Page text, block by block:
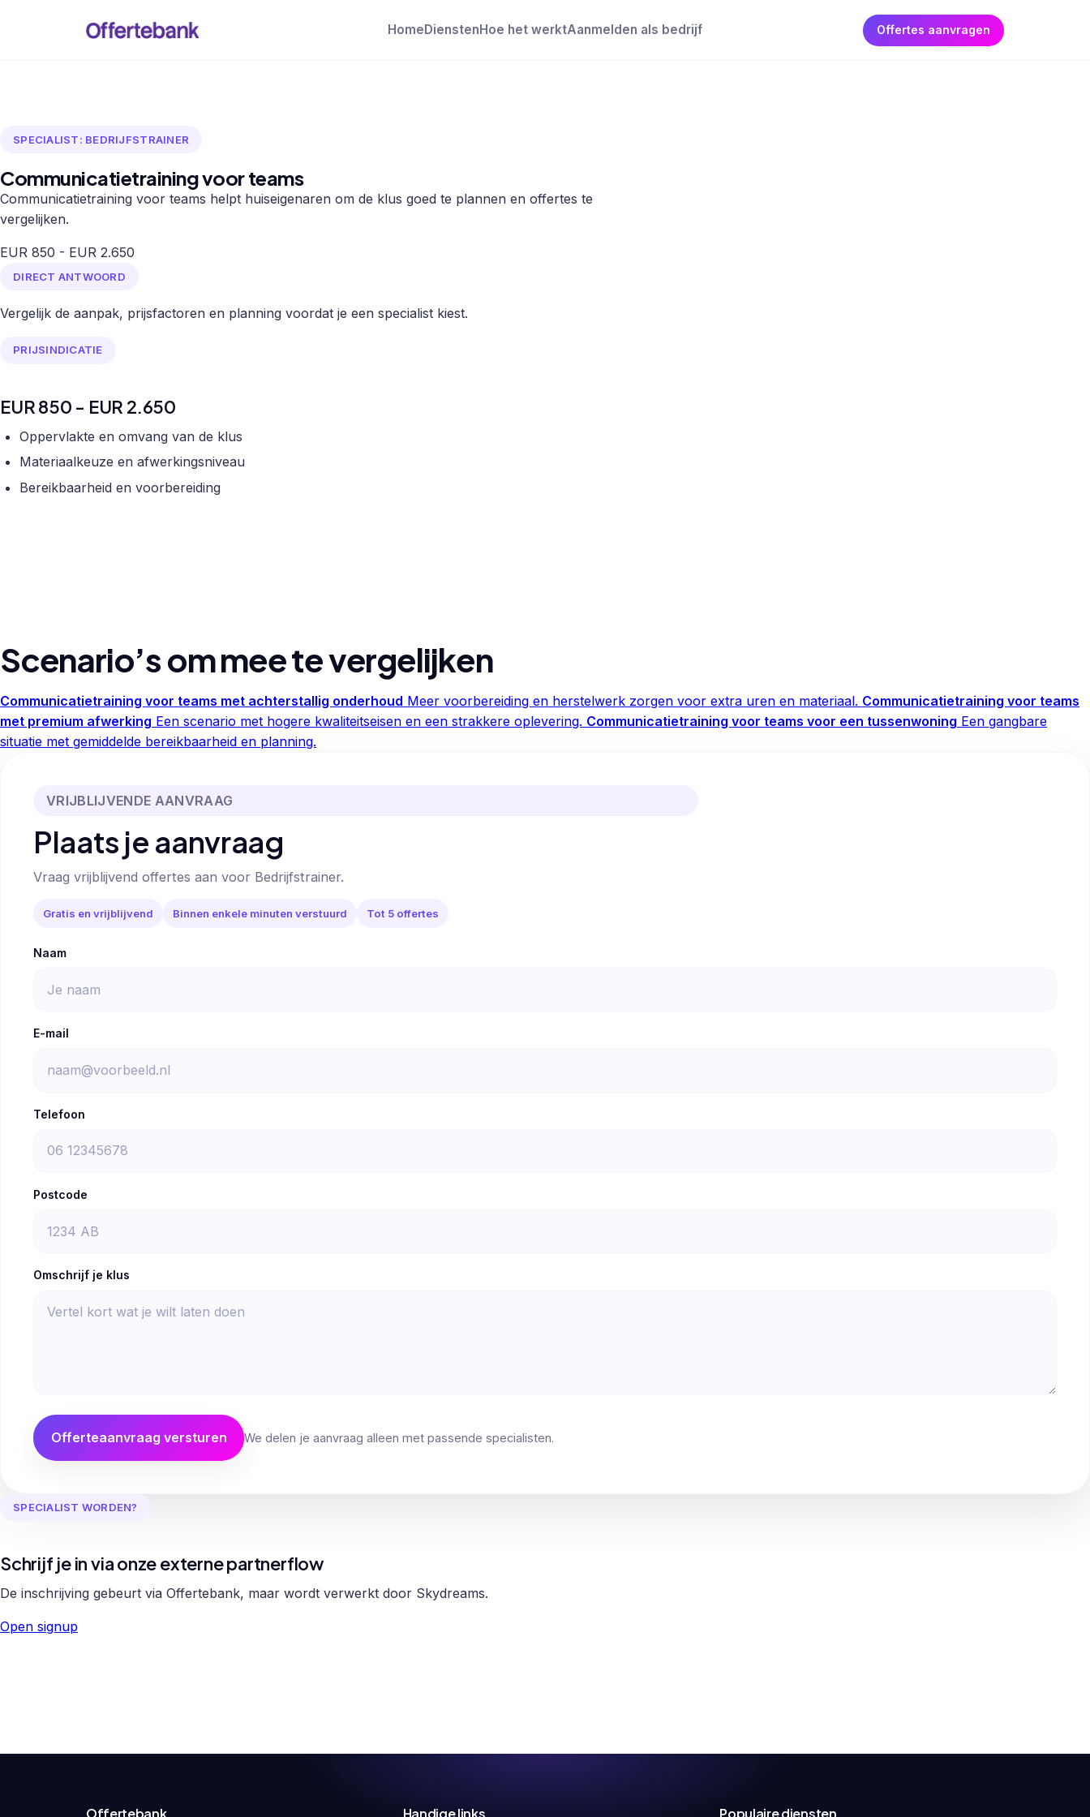
Home Diensten Hoe het werktAanmelden als bedrijf Offertes aanvragen
SPECIALIST: BEDRIJFSTRAINER
Communicatietraining voor teams
Communicatietraining voor teams helpt huiseigenaren om de klus goed te plannen en offertes te
vergelijken.
EUR 850 - EUR 2.650
DIRECT ANTWOORD
Vergelijk de aanpak, prijsfactoren en planning voordat je een specialist kiest.
PRIJSINDICATIE
EUR 850 - EUR 2.650
Oppervlakte en omvang van de klus
Materiaalkeuze en afwerkingsniveau
Bereikbaarheid en voorbereiding
Scenario’s om mee te vergelijken
Communicatietraining voor teams met achterstallig onderhoud Meer voorbereiding en herstelwerk zorgen voor extra uren en materiaal. Communicatietraining voor teams
met premium afwerking Een scenario met hogere kwaliteitseisen en een strakkere oplevering. Communicatietraining voor teams voor een tussenwoning Een gangbare
situatie met gemiddelde bereikbaarheid en planning.
VRIJBLIJVENDE AANVRAAG
Plaats je aanvraag
Vraag vrijblijvend offertes aan voor Bedrijfstrainer.
Gratis en vrijblijvend Binnen enkele minuten verstuurd Tot 5 offertes
Naam
E-mail
Telefoon
Postcode
Omschrijf je klus
Offerteaanvraag versturen We delen je aanvraag alleen met passende specialisten.
SPECIALIST WORDEN?
Schrijf je in via onze externe partnerflow
De inschrijving gebeurt via Offertebank, maar wordt verwerkt door Skydreams.
Open signup